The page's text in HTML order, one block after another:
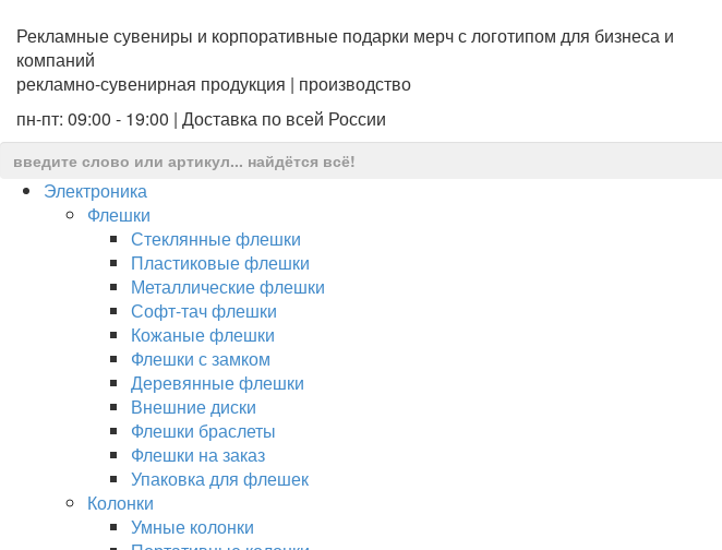
Рекламные сувениры и корпоративные подарки мерч с логотипом для бизнеса и
компаний
рекламно-сувенирная продукция | производство
пн-пт: 09:00 - 19:00 | Доставка по всей России
Электроника
Флешки
Стеклянные флешки
Пластиковые флешки
Металлические флешки
Софт-тач флешки
Кожаные флешки
Флешки с замком
Деревянные флешки
Внешние диски
Флешки браслеты
Флешки на заказ
Упаковка для флешек
Колонки
Умные колонки